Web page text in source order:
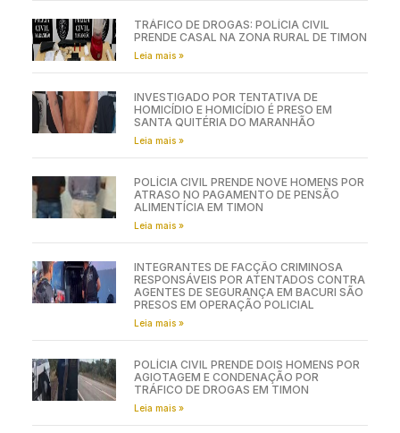
TRÁFICO DE DROGAS: POLÍCIA CIVIL
PRENDE CASAL NA ZONA RURAL DE TIMON
Leia mais »
INVESTIGADO POR TENTATIVA DE
HOMICÍDIO E HOMICÍDIO É PRESO EM
SANTA QUITÉRIA DO MARANHÃO
Leia mais »
POLÍCIA CIVIL PRENDE NOVE HOMENS POR
ATRASO NO PAGAMENTO DE PENSÃO
ALIMENTÍCIA EM TIMON
Leia mais »
INTEGRANTES DE FACÇÃO CRIMINOSA
RESPONSÁVEIS POR ATENTADOS CONTRA
AGENTES DE SEGURANÇA EM BACURI SÃO
PRESOS EM OPERAÇÃO POLICIAL
Leia mais »
POLÍCIA CIVIL PRENDE DOIS HOMENS POR
AGIOTAGEM E CONDENAÇÃO POR
TRÁFICO DE DROGAS EM TIMON
Leia mais »